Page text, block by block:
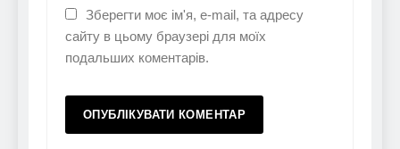
Зберегти моє ім'я, e-mail, та адресу
сайту в цьому браузері для моїх
подальших коментарів.